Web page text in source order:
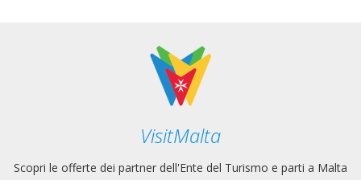
VisitMalta
Scopri le offerte dei partner dell'Ente del Turismo e parti a Malta